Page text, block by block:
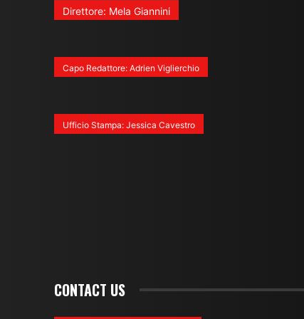
Direttore: Mela Giannini
Capo Redattore: Adrien Viglierchio
Ufficio Stampa: Jessica Cavestro
CONTACT US